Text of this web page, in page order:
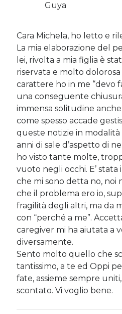
Guya
Cara Michela, ho letto e
La mia elaborazione del
lei, rivolta a mia figlia è
riservata e molto
carattere ho in me “devo
una conseguente
immensa solitudine
come spesso accade
queste notizie in
anni di sale d’aspetto di
ho visto tante molte,
vuoto negli occhi. E’
che mi sono detta no, noi
che il problema ero io,
fragilità degli altri, ma da
con “perché a me”.
caregiver mi ha aiutata a
diversamente.
Sento molto quello che
tantissimo, a te ed Oppi
fate, assieme sempre
scontato. Vi voglio bene.